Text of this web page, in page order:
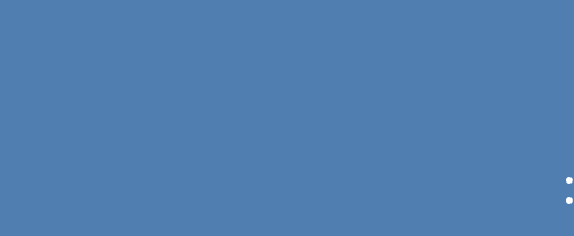
1999 سال آخر قرن – بخش 1: